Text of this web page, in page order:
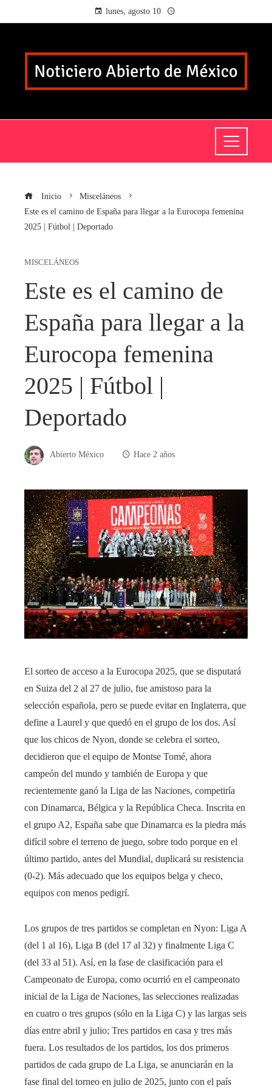
lunes, agosto 10
Inicio
Misceláneos
Este es el camino de España para llegar a la Eurocopa femenina
2025 | Fútbol | Deportado
MISCELÁNEOS
Este es el camino de
España para llegar a la
Eurocopa femenina
2025 | Fútbol |
Deportado
Abierto México Hace 2 años
El sorteo de acceso a la Eurocopa 2025, que se disputará
en Suiza del 2 al 27 de julio, fue amistoso para la
selección española, pero se puede evitar en Inglaterra, que
define a Laurel y que quedó en el grupo de los dos. Así
que los chicos de Nyon, donde se celebra el sorteo,
decidieron que el equipo de Montse Tomé, ahora
campeón del mundo y también de Europa y que
recientemente ganó la Liga de las Naciones, competiría
con Dinamarca, Bélgica y la República Checa. Inscrita en
el grupo A2, España sabe que Dinamarca es la piedra más
difícil sobre el terreno de juego, sobre todo porque en el
último partido, antes del Mundial, duplicará su resistencia
(0-2). Más adecuado que los equipos belga y checo,
equipos con menos pedigrí.
Los grupos de tres partidos se completan en Nyon: Liga A
(del 1 al 16), Liga B (del 17 al 32) y finalmente Liga C
(del 33 al 51). Así, en la fase de clasificación para el
Campeonato de Europa, como ocurrió en el campeonato
inicial de la Liga de Naciones, las selecciones realizadas
en cuatro o tres grupos (sólo en la Liga C) y las largas seis
días entre abril y julio; Tres partidos en casa y tres más
fuera. Los resultados de los partidos, los dos primeros
partidos de cada grupo de La Liga, se anunciarán en la
fase final del torneo en julio de 2025, junto con el país